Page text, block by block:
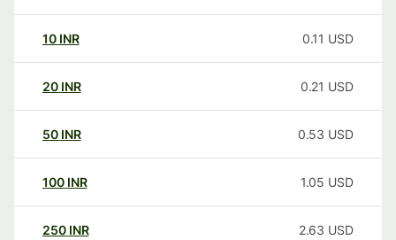
10 INR 0.11 USD
20 INR 0.21 USD
50 INR 0.53 USD
100 INR 1.05 USD
250 INR 2.63 USD